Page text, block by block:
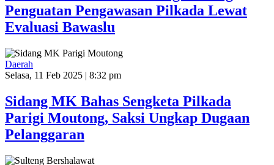
Penguatan Pengawasan Pilkada Lewat
Evaluasi Bawaslu
Daerah
Selasa, 11 Feb 2025 | 8:32 pm
Sidang MK Bahas Sengketa Pilkada
Parigi Moutong, Saksi Ungkap Dugaan
Pelanggaran